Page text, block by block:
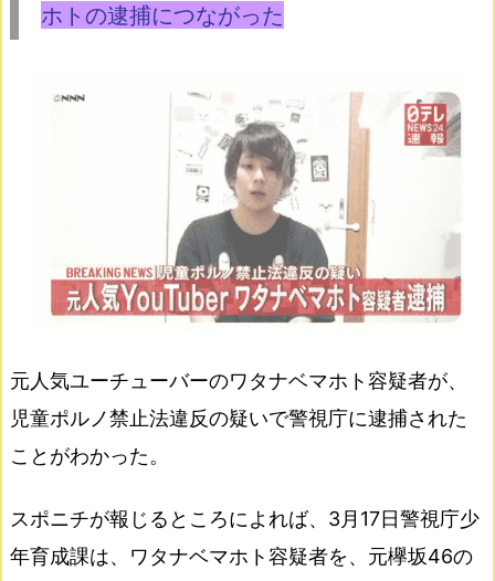
ホトの逮捕につながった
元人気ユーチューバーのワタナベマホト容疑者が、
児童ポルノ禁止法違反の疑いで警視庁に逮捕された
ことがわかった。
スポニチが報じるところによれば、3月17日警視庁少
年育成課は、ワタナベマホト容疑者を、元欅坂46の